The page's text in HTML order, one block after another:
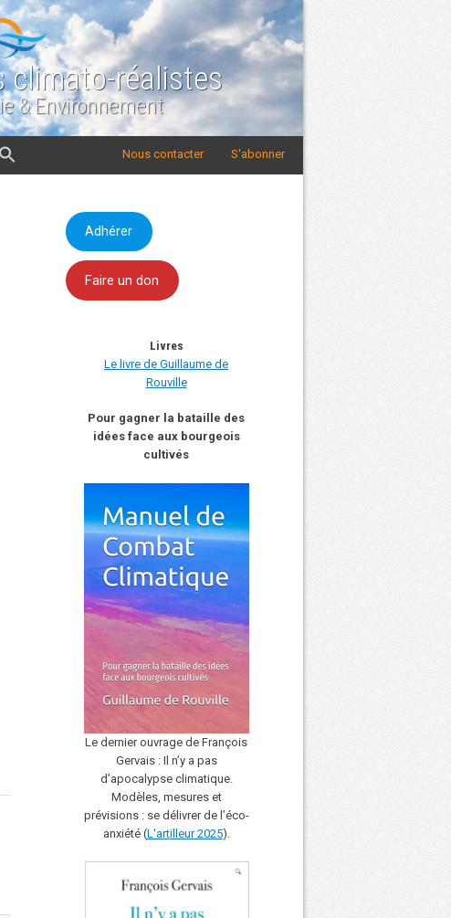
climato-réalistes
& Environnement
S'abonner
Nous contacter
Adhérer
Faire un don
Livres
Le livre de Guillaume de
Rouville
Pour gagner la bataille des
idées face aux bourgeois
cultivés
Le dernier ouvrage de François
Gervais : Il n’y a pas
d’apocalypse climatique.
Modèles, mesures et
prévisions : se délivrer de l’éco-
anxiété (L'artilleur 2025).